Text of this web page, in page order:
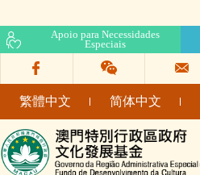
Apoio para Necessidades
Especiais
繁體中文 简体中文
Fundo de Desenvolvimento da Cultura